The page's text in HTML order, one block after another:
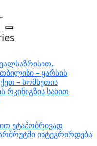
– ყარსის
– სომხეთის
რკინიგზის სახით
ეტაპობრივად
ინტეგრირდება